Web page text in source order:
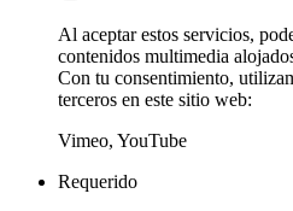
Al aceptar estos servicios,
contenidos multimedia
Con tu consentimiento,
terceros en este sitio web:
Vimeo, YouTube
Requerido